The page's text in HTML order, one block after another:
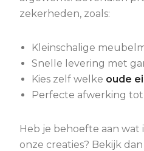
zekerheden, zoals:
Kleinschalige
Snelle levering met
Kies zelf welke oude
Perfecte afwerking tot
Heb je behoefte aan wat
onze creaties? Bekijk